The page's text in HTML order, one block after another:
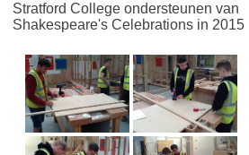
Stratford College ondersteunen van
Shakespeare's Celebrations in 2015